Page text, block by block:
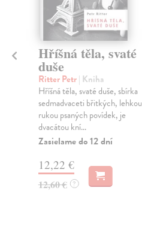
Hříšná těla, svaté
duše
Ritter Petr| Kniha
Hříšná těla, svaté duše, sbírka
sedmadvaceti břitkých, lehkou
rukou psaných povídek, je
dvacátou kní...
Zasielame do 12 dní
12,22 €
12,60 € ?